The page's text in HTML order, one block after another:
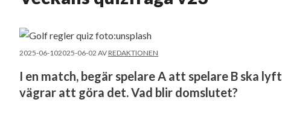
2025-06-102025-06-02 AVREDAKTIONEN
I en match, begär spelare A att spelare B ska
vägrar att göra det. Vad blir domslutet?